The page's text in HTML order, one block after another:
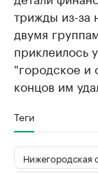
трижды из-за
двумя
приклеилось
"городское и
концов им
Теги
Нижегородская